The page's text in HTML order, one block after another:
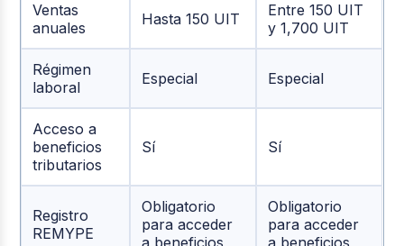
Ventas
anuales
Hasta 150 UIT
Entre 150 UIT
y 1,700 UIT
Régimen
laboral
Especial Especial
Acceso a
beneficios
tributarios
Sí Sí
Registro
REMYPE
Obligatorio
para acceder
a beneficios
Obligatorio
para acceder
a beneficios